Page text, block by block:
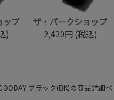
ップ
)
ザ・パークショップ
2,420円 (税込)
ブラック(BK)の商品詳細ペ